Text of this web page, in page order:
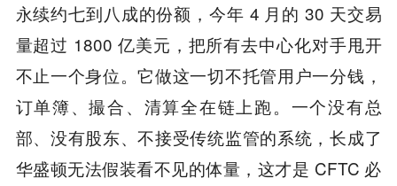
永续约七到八成的份额，今年 4 月的 30 天交易
量超过 1800 亿美元，把所有去中心化对手甩开
不止一个身位。它做这一切不托管用户一分钱，
订单簿、撮合、清算全在链上跑。一个没有总
部、没有股东、不接受传统监管的系统，长成了
华盛顿无法假装看不见的体量，这才是 CFTC 必